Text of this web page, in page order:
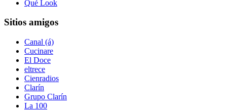
Qué Look
Sitios amigos
Canal (á)
Cucinare
El Doce
eltrece
Cienradios
Clarín
Grupo Clarín
La 100